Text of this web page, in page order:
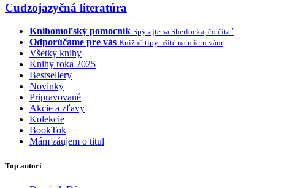
Cudzojazyčná literatúra
Knihomoľský pomocník Spýtajte sa Sherlocka, čo čítať
Odporúčame pre vás Knižné tipy ušité na mieru vám
Všetky knihy
Knihy roka 2025
Bestsellery
Novinky
Pripravované
Akcie a zľavy
Kolekcie
BookTok
Mám záujem o titul
Top autori